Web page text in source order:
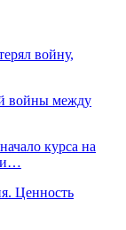
войну,
войны между
курса на
Ценность